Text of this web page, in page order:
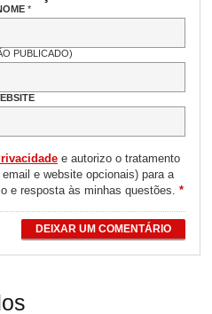
*
PUBLICADO)
e autorizo o tratamento
e website opcionais) para a
e resposta às minhas questões.*
DEIXAR UM COMENTÁRIO